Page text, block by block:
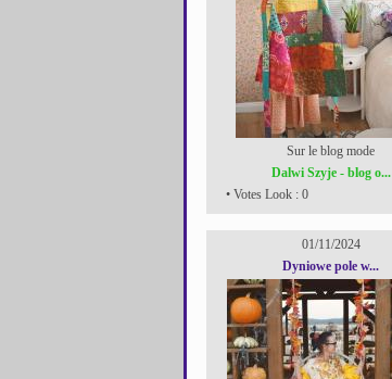
Sur le blog mode
Dalwi Szyje - blog o...
• Votes Look : 0
01/11/2024
Dyniowe pole w...